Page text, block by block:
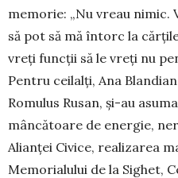
me­mo­rie: „Nu vreau nimic.
să pot să mă întorc la
vreți funcții să le vreți nu
Pentru ceilalți, Ana
Romulus Rusan, și-au
mâncătoare de energie,
Alianței Civice, realizarea
Memorialului de la Sighet,